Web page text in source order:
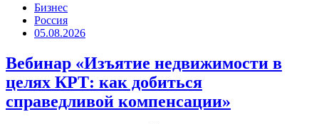
Бизнес
Россия
05.08.2026
Вебинар «Изъятие недвижимости в
целях КРТ: как добиться
справедливой компенсации»